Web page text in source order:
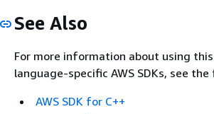
See Also
For more information about using
language-specific AWS SDKs, see
AWS SDK for C++